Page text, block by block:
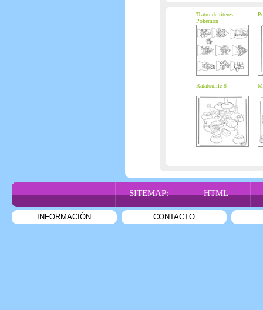
Teatro de títeres:
Pokemon
Ratatouille 8
SITEMAP: HTML
INFORMACIÓN CONTACTO